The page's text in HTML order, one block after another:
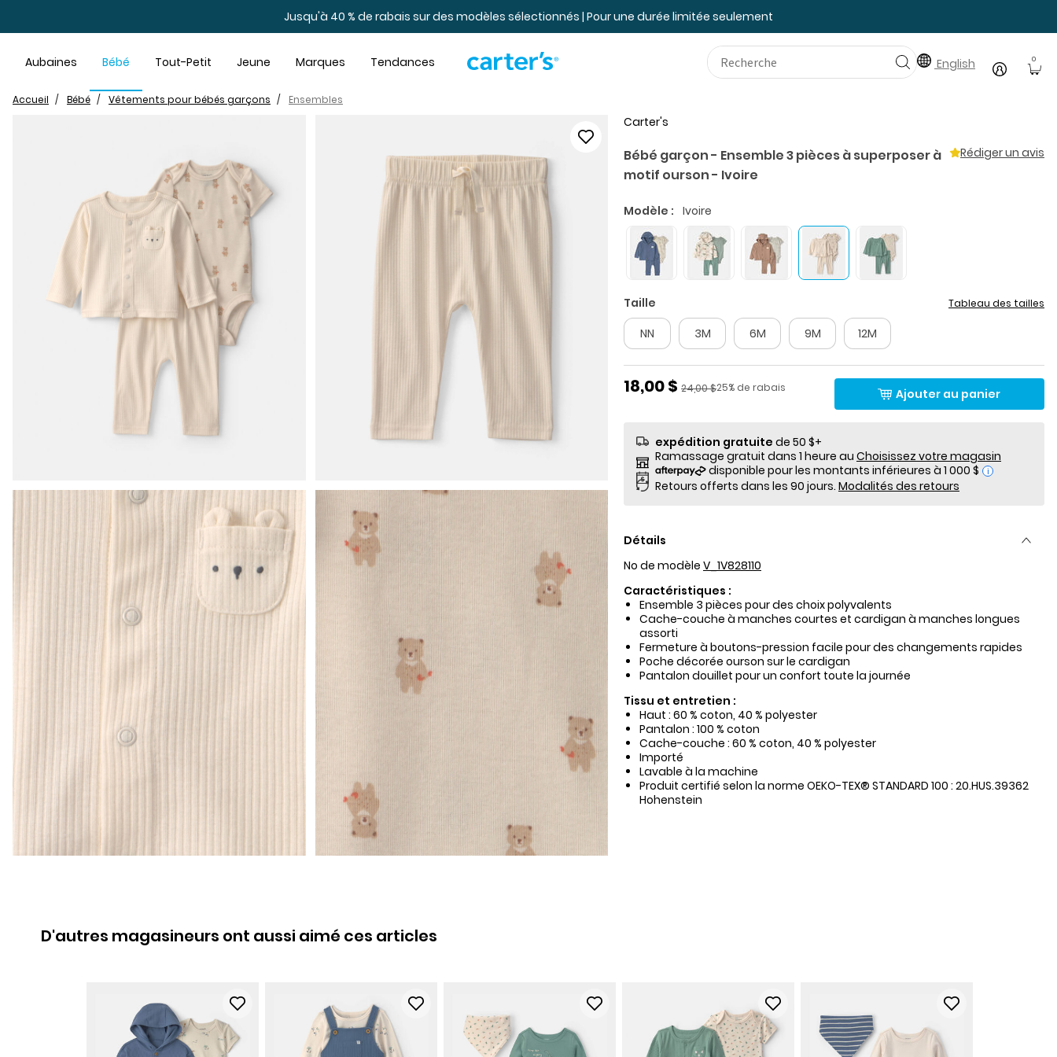
Jusqu'à 40 % de rabais sur des modèles sélectionnés | Pour une durée limitée seulement
Aubaines Bébé Tout-Petit Jeune Marques Tendances English 0
Accueil Bébé Vêtements pour bébés garçons Ensembles
Carter's
Bébé garçon - Ensemble 3 pièces à superposer à
motif ourson - Ivoire
Rédiger un avis
Modèle : Ivoire
Taille Tableau des tailles
NN 3M 6M 9M 12M
Prix de solde
18,00 $ Pourcentage de rabais
25% de rabais
Prix ​​de détail suggéré par le fabricant
24,00 $ Ajouter au panier
expédition gratuite de 50 $+
Ramassage gratuit dans 1 heure au Choisissez votre magasin
i
Retours offerts dans les 90 jours. Modalités des retours
Détails
No de modèle V_1V828110
Caractéristiques :
Ensemble 3 pièces pour des choix polyvalents
Cache-couche à manches courtes et cardigan à manches longues
assorti
Fermeture à boutons-pression facile pour des changements rapides
Poche décorée ourson sur le cardigan
Pantalon douillet pour un confort toute la journée
Tissu et entretien :
Haut : 60 % coton, 40 % polyester
Pantalon : 100 % coton
Cache-couche : 60 % coton, 40 % polyester
Importé
Lavable à la machine
Produit certifié selon la norme OEKO-TEX® STANDARD 100 : 20.HUS.39362
Hohenstein
D'autres magasineurs ont aussi aimé ces articles